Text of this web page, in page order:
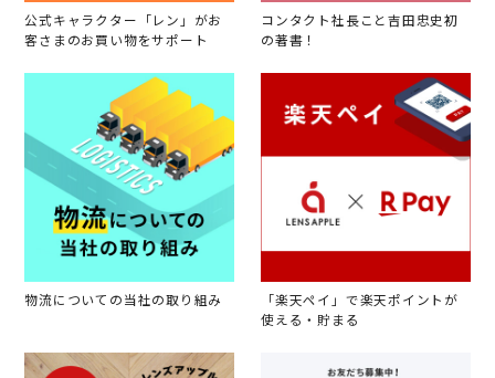
公式キャラクター「レン」がお
客さまのお買い物をサポート
コンタクト社長こと吉田忠史初
の著書！
物流についての当社の取り組み
「楽天ペイ」で楽天ポイントが
使える・貯まる